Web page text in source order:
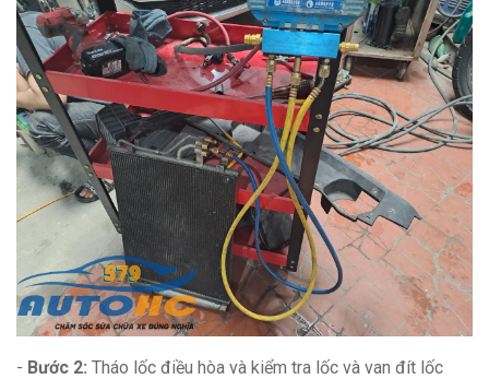
- Bước 2: Tháo lốc điều hòa và kiểm tra lốc và van đít lốc